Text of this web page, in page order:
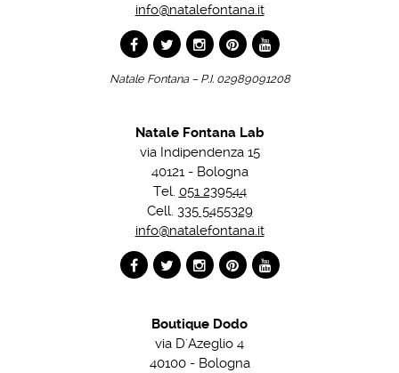
info@natalefontana.it
Natale Fontana – P.I. 02989091208
Natale Fontana Lab
via Indipendenza 15
40121 - Bologna
Tel. 051 239544
Cell. 335 5455329
info@natalefontana.it
Boutique Dodo
via D'Azeglio 4
40100 - Bologna